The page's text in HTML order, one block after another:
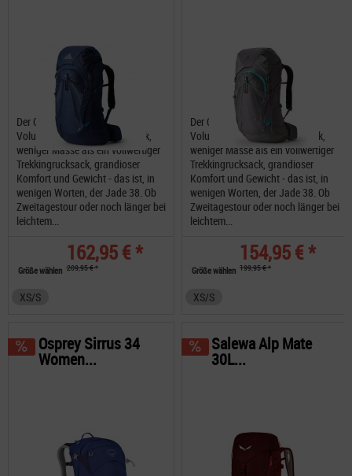
Der Gregory Jade 38 mit mehr
Volumen als ein Tagesrucksack,
weniger Masse als ein vollwertiger
Trekkingrucksack, grandioser
Komfort und Gewicht - das ist, in
wenigen Worten, der Jade 38. Ob
Zweitagestour oder noch länger bei
leichtem...
162,95 € *
209,95 € *
Größe wählen
XS/S
Der Gregory Jade 33 mit mehr
Volumen als ein Tagesrucksack,
weniger Masse als ein vollwertiger
Trekkingrucksack, grandioser
Komfort und Gewicht - das ist, in
wenigen Worten, der Jade 38. Ob
Zweitagestour oder noch länger bei
leichtem...
154,95 € *
199,95 € *
Größe wählen
XS/S
Osprey Sirrus 34
Women...
Salewa Alp Mate
30L...